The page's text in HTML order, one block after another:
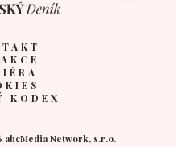
KODEX
Network, s.r.o.